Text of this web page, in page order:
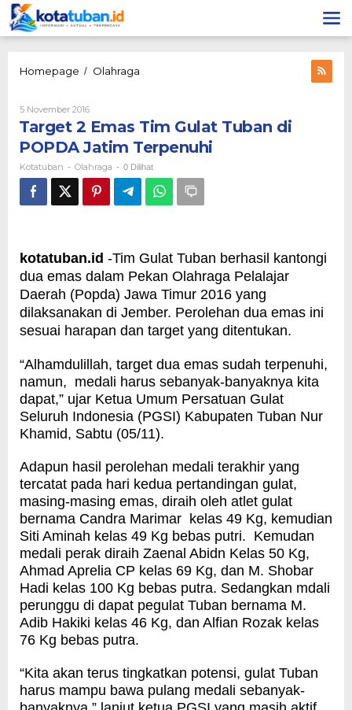
Lewati
ke
konten
Homepage / Olahraga
Gulat
Tuban
di
POPDA
Jatim
Terpenuhi
5 November 2016Oleh
Kotatuban
Target 2 Emas Tim Gulat Tuban di
POPDA Jatim Terpenuhi
Kotatuban - Olahraga - 0 Dilihat
kotatuban.id -Tim Gulat Tuban berhasil kantongi
dua emas dalam Pekan Olahraga Pelalajar
Daerah (Popda) Jawa Timur 2016 yang
dilaksanakan di Jember. Perolehan dua emas ini
sesuai harapan dan target yang ditentukan.
“Alhamdulillah, target dua emas sudah terpenuhi,
namun, medali harus sebanyak-banyaknya kita
dapat,” ujar Ketua Umum Persatuan Gulat
Seluruh Indonesia (PGSI) Kabupaten Tuban Nur
Khamid, Sabtu (05/11).
Adapun hasil perolehan medali terakhir yang
tercatat pada hari kedua pertandingan gulat,
masing-masing emas, diraih oleh atlet gulat
bernama Candra Marimar kelas 49 Kg, kemudian
Siti Aminah kelas 49 Kg bebas putri. Kemudan
medali perak diraih Zaenal Abidn Kelas 50 Kg,
Ahmad Aprelia CP kelas 69 Kg, dan M. Shobar
Hadi kelas 100 Kg bebas putra. Sedangkan mdali
perunggu di dapat pegulat Tuban bernama M.
Adib Hakiki kelas 46 Kg, dan Alfian Rozak kelas
76 Kg bebas putra.
“Kita akan terus tingkatkan potensi, gulat Tuban
harus mampu bawa pulang medali sebanyak-